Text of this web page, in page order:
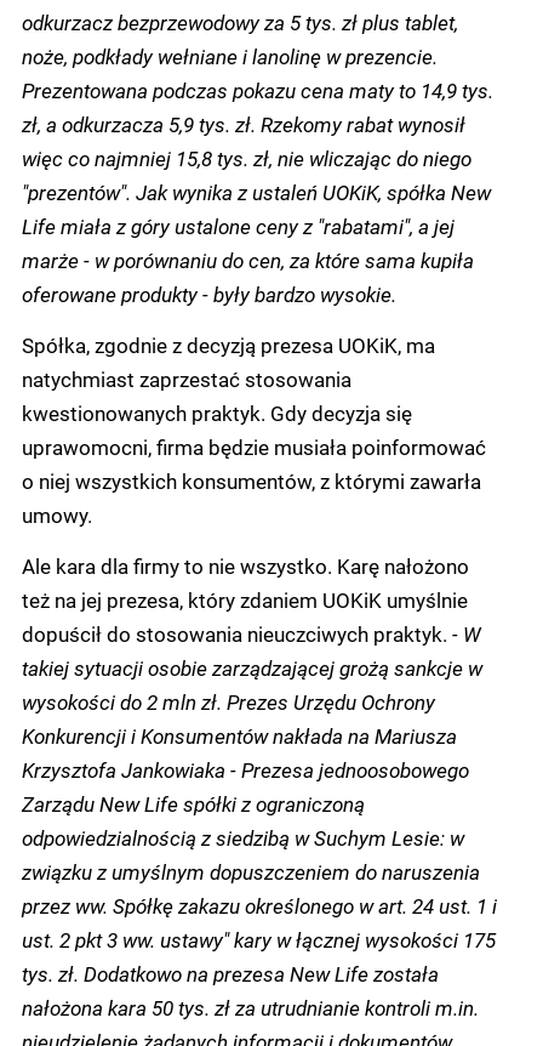
odkurzacz bezprzewodowy za 5 tys. zł plus tablet,
noże, podkłady wełniane i lanolinę w prezencie.
Prezentowana podczas pokazu cena maty to 14,9 tys.
zł, a odkurzacza 5,9 tys. zł. Rzekomy rabat wynosił
więc co najmniej 15,8 tys. zł, nie wliczając do niego
"prezentów". Jak wynika z ustaleń UOKiK, spółka New
Life miała z góry ustalone ceny z "rabatami", a jej
marże - w porównaniu do cen, za które sama kupiła
oferowane produkty - były bardzo wysokie.
Spółka, zgodnie z decyzją prezesa UOKiK, ma
natychmiast zaprzestać stosowania
kwestionowanych praktyk. Gdy decyzja się
uprawomocni, firma będzie musiała poinformować
o niej wszystkich konsumentów, z którymi zawarła
umowy.
Ale kara dla firmy to nie wszystko. Karę nałożono
też na jej prezesa, który zdaniem UOKiK umyślnie
dopuścił do stosowania nieuczciwych praktyk. - W
takiej sytuacji osobie zarządzającej grożą sankcje w
wysokości do 2 mln zł. Prezes Urzędu Ochrony
Konkurencji i Konsumentów nakłada na Mariusza
Krzysztofa Jankowiaka - Prezesa jednoosobowego
Zarządu New Life spółki z ograniczoną
odpowiedzialnością z siedzibą w Suchym Lesie: w
związku z umyślnym dopuszczeniem do naruszenia
przez ww. Spółkę zakazu określonego w art. 24 ust. 1 i
ust. 2 pkt 3 ww. ustawy" kary w łącznej wysokości 175
tys. zł. Dodatkowo na prezesa New Life została
nałożona kara 50 tys. zł za utrudnianie kontroli m.in.